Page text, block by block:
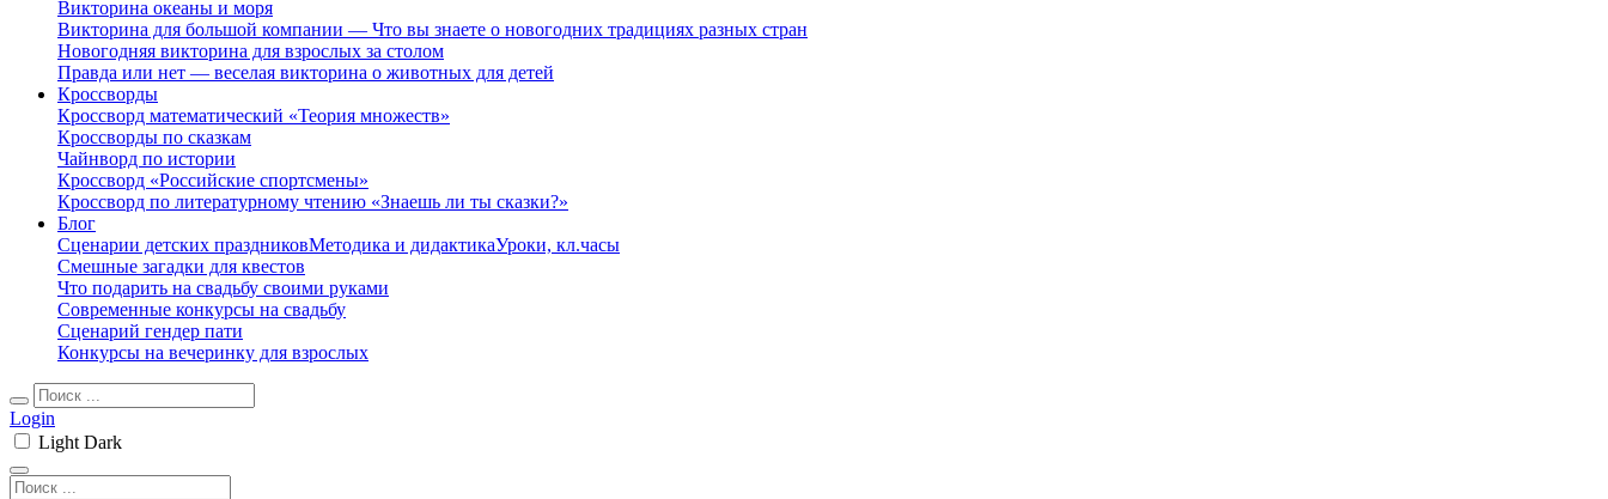
Викторина океаны и моря
Викторина для большой компании — Что вы знаете о новогодних традициях разных стран
Новогодняя викторина для взрослых за столом
Правда или нет — веселая викторина о животных для детей
Кроссворды
Кроссворд математический «Теория множеств»
Кроссворды по сказкам
Чайнворд по истории
Кроссворд «Российские спортсмены»
Кроссворд по литературному чтению «Знаешь ли ты сказки?»
Блог
Сценарии детских праздниковМетодика и дидактикаУроки, кл.часы
Смешные загадки для квестов
Что подарить на свадьбу своими руками
Современные конкурсы на свадьбу
Сценарий гендер пати
Конкурсы на вечеринку для взрослых
Login
Light Dark